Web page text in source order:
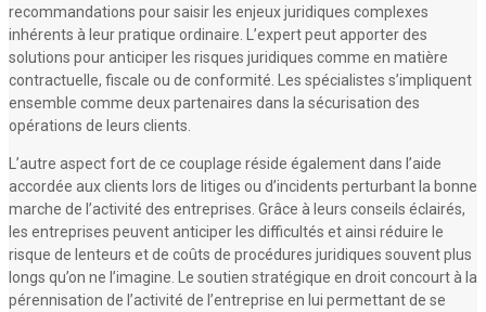
recommandations pour saisir les enjeux juridiques complexes
inhérents à leur pratique ordinaire. L’expert peut apporter des
solutions pour anticiper les risques juridiques comme en matière
contractuelle, fiscale ou de conformité. Les spécialistes s’impliquent
ensemble comme deux partenaires dans la sécurisation des
opérations de leurs clients.
L’autre aspect fort de ce couplage réside également dans l’aide
accordée aux clients lors de litiges ou d’incidents perturbant la bonne
marche de l’activité des entreprises. Grâce à leurs conseils éclairés,
les entreprises peuvent anticiper les difficultés et ainsi réduire le
risque de lenteurs et de coûts de procédures juridiques souvent plus
longs qu’on ne l’imagine. Le soutien stratégique en droit concourt à la
pérennisation de l’activité de l’entreprise en lui permettant de se